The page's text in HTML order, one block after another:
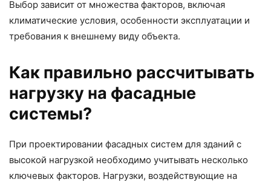
Выбор зависит от множества факторов, включая
климатические условия, особенности эксплуатации и
требования к внешнему виду объекта.
Как правильно рассчитывать
нагрузку на фасадные
системы?
При проектировании фасадных систем для зданий с
высокой нагрузкой необходимо учитывать несколько
ключевых факторов. Нагрузки, воздействующие на